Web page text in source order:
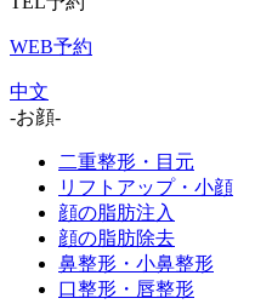
WEB予約
中文
-お顔-
二重整形・目元
リフトアップ・小顔
顔の脂肪注入
顔の脂肪除去
鼻整形・小鼻整形
口整形・唇整形